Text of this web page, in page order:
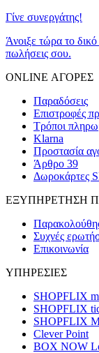
Γίνε συνεργάτης!
Άνοιξε τώρα το
πωλήσεις σου.
ONLINE ΑΓΟΡΕΣ
Παραδόσεις
Επιστροφές
Τρόποι
Klarna
Προστασία
Άρθρο 39
Δωροκάρτες
ΕΞΥΠΗΡΕΤΗΣΗ
Συχνές
Επικοινωνία
ΥΠΗΡΕΣΙΕΣ
SHOPFLIX
SHOPFLIX
SHOPFLIX
Clever Point
BOX NOW